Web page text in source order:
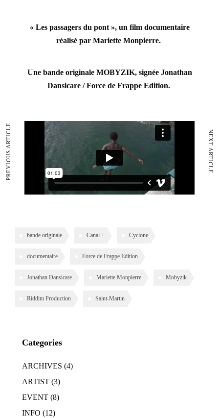
« Les passagers du pont », un film documentaire
réalisé par Mariette Monpierre.
Une bande originale MOBYZIK, signée Jonathan
Dansicare / Force de Frappe Edition.
bande originale Canal + Cyclone
documentaire Force de Frappe Edition
Jonathan Dansicare Mariette Monpierre Mobyzik
Riddim Production Saint-Martin
PREVIOUS ARTICLE NEXT ARTICLE
Categories
ARCHIVES (4)
ARTIST (3)
EVENT (8)
INFO (12)